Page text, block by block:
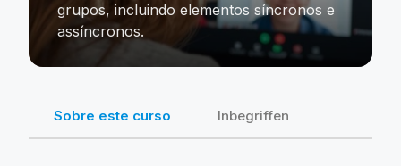
grupos, incluindo elementos síncronos e
assíncronos.
Sobre este curso Inbegriffen